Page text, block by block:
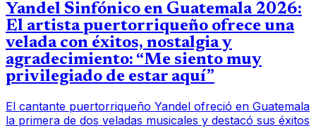
Yandel Sinfónico en Guatemala 2026:
El artista puertorriqueño ofrece una
velada con éxitos, nostalgia y
agradecimiento: “Me siento muy
privilegiado de estar aquí”
El cantante puertorriqueño Yandel ofreció en Guatemala
la primera de dos veladas musicales y destacó sus éxitos